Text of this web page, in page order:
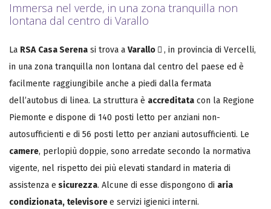
Immersa nel verde, in una zona tranquilla non
lontana dal centro di Varallo
La RSA Casa Serena si trova a Varallo
, in provincia di Vercelli,
in una zona tranquilla non lontana dal centro del paese ed è
facilmente raggiungibile anche a piedi dalla fermata
dell’autobus di linea. La struttura è accreditata con la Regione
Piemonte e dispone di 140 posti letto per anziani non-
autosufficienti e di 56 posti letto per anziani autosufficienti. Le
camere, perlopiù doppie, sono arredate secondo la normativa
vigente, nel rispetto dei più elevati standard in materia di
assistenza e sicurezza. Alcune di esse dispongono di aria
condizionata, televisoree servizi igienici interni.